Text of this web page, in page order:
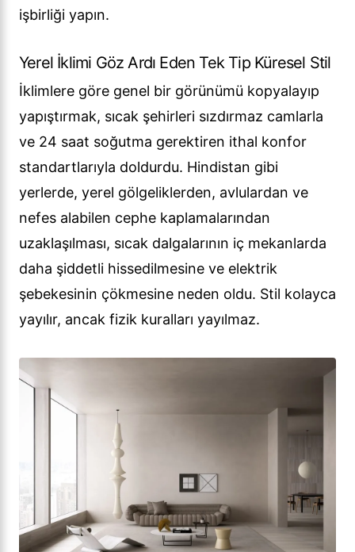
işbirliği yapın.
Yerel İklimi Göz Ardı Eden Tek Tip Küresel Stil
İklimlere göre genel bir görünümü kopyalayıp
yapıştırmak, sıcak şehirleri sızdırmaz camlarla
ve 24 saat soğutma gerektiren ithal konfor
standartlarıyla doldurdu. Hindistan gibi
yerlerde, yerel gölgeliklerden, avlulardan ve
nefes alabilen cephe kaplamalarından
uzaklaşılması, sıcak dalgalarının iç mekanlarda
daha şiddetli hissedilmesine ve elektrik
şebekesinin çökmesine neden oldu. Stil kolayca
yayılır, ancak fizik kuralları yayılmaz.